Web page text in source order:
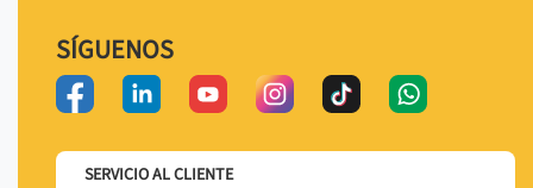
SÍGUENOS
SERVICIO AL CLIENTE